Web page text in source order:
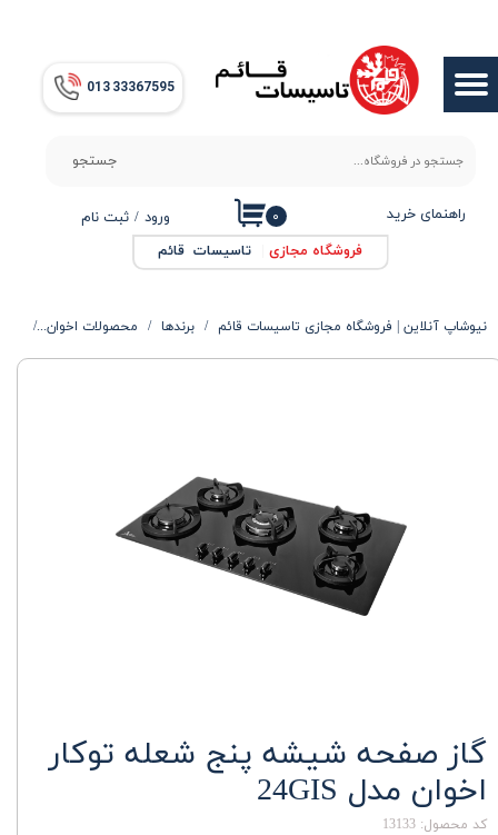
013​​​​​​​ 33367595
جستجو
ورود / ثبت نام
حساب کاربری من
تغییر گذر واژه
سفارشات
خروج از حساب کاربری
راهنمای خرید ۰
فروشگاه مجازی تاسیسات قائم
نیوشاپ آنلاین | فروشگاه مجازی تاسیسات قائم برندها محصولات اخوان
گاز صفحه شیشه پنج شعله توکار
اخوان مدل 24GIS
کد محصول: 13133